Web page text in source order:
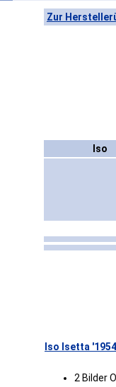
Zur
Iso
Iso Isetta '1954
2 Bilder